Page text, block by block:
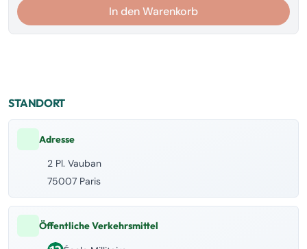
In den Warenkorb
STANDORT
Adresse
2 Pl. Vauban
75007 Paris
Öffentliche Verkehrsmittel